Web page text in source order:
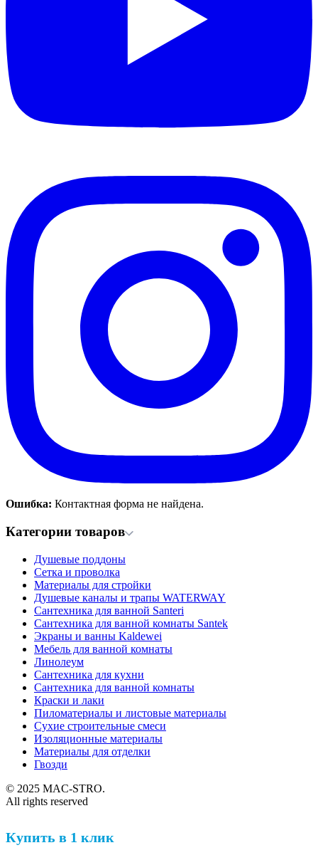
Ошибка: Контактная форма не найдена.
Категории товаров
Душевые поддоны
Сетка и проволка
Материалы для стройки
Душевые каналы и трапы WATERWAY
Сантехника для ванной Santeri
Сантехника для ванной комнаты Santek
Экраны и ванны Kaldewei
Мебель для ванной комнаты
Линолеум
Сантехника для кухни
Сантехника для ванной комнаты
Краски и лаки
Пиломатериалы и листовые материалы
Сухие строительные смеси
Изоляционные материалы
Материалы для отделки
Гвозди
© 2025 MAC-STRO.
All rights reserved
Купить в 1 клик